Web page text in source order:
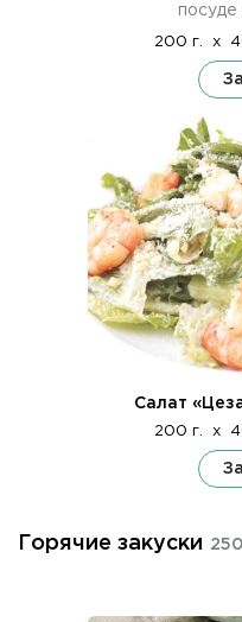
посуде
200 г. x
Салат
200 г. x
Горячие закуски